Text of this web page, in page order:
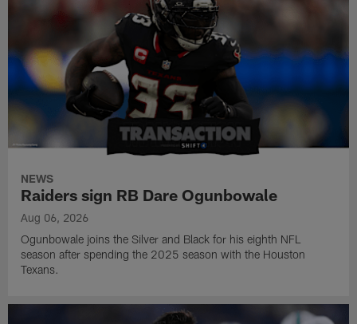
NEWS
Raiders sign RB Dare Ogunbowale
Aug 06, 2026
Ogunbowale joins the Silver and Black for his eighth NFL
season after spending the 2025 season with the Houston
Texans.